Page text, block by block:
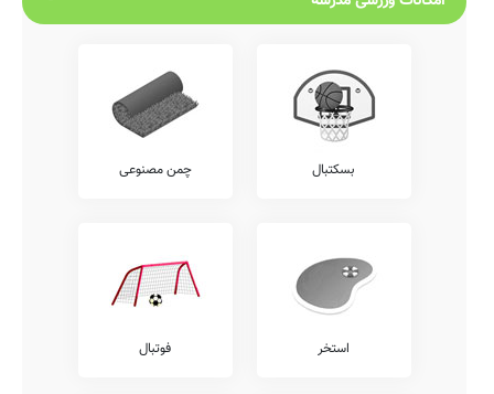
بسکتبال چمن مصنوعی
استخر فوتبال